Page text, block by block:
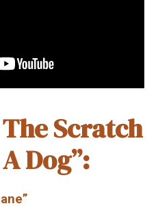
Scratch
Dog”: